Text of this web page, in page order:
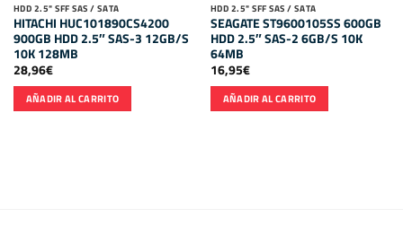
HDD 2.5" SFF SAS / SATA
HITACHI HUC101890CS4200
900GB HDD 2.5″ SAS-3 12GB/S
10K 128MB
28,96€
AÑADIR AL CARRITO
HDD 2.5" SFF SAS / SATA
SEAGATE ST9600105SS 600GB
HDD 2.5″ SAS-2 6GB/S 10K
64MB
16,95€
AÑADIR AL CARRITO